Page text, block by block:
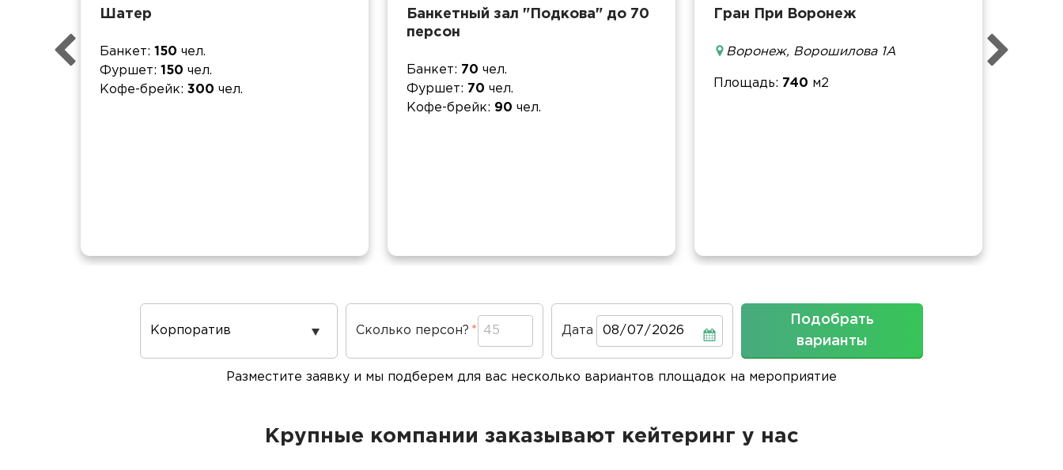
Шатер
Банкет 150 чел.
Фуршет
150 чел.
Кофе-брейк
300 чел.
Банкетный зал "Подкова" до 70
персон
Банкет 70 чел.
Фуршет
70 чел.
Кофе-брейк
90 чел.
Гран При Воронеж
Воронеж, Ворошилова 1А
Площадь 740 м2
Повод
проведения
Сколько персон? Дата Дата
Подобрать
варианты
Разместите заявку и мы подберем для вас несколько вариантов площадок на мероприятие
Крупные компании заказывают кейтеринг у нас